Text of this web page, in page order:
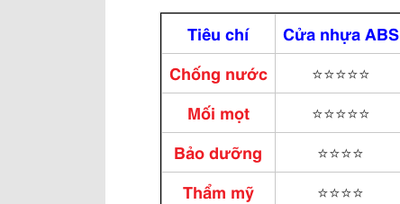
Tiêu chí Cửa nhựa ABS
Chống nước
⭐⭐⭐⭐⭐
Mối mọt
⭐⭐⭐⭐⭐
Bảo dưỡng
⭐⭐⭐⭐
Thẩm mỹ
⭐⭐⭐⭐